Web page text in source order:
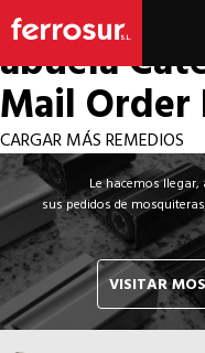
Los por si
abuela
Mail Order
CARGAR MÁS REMEDIOS
Le hacemos
sus pedidos de
VISITAR